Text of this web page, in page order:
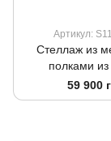
Артикул:
Стеллаж из
полками
59 900